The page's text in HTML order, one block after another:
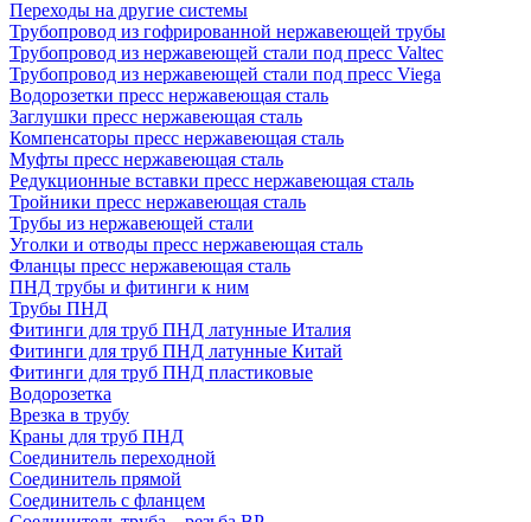
Переходы на другие системы
Трубопровод из гофрированной нержавеющей трубы
Трубопровод из нержавеющей стали под пресс Valtec
Трубопровод из нержавеющей стали под пресс Viega
Водорозетки пресс нержавеющая сталь
Заглушки пресс нержавеющая сталь
Компенсаторы пресс нержавеющая сталь
Муфты пресс нержавеющая сталь
Редукционные вставки пресс нержавеющая сталь
Тройники пресс нержавеющая сталь
Трубы из нержавеющей стали
Уголки и отводы пресс нержавеющая сталь
Фланцы пресс нержавеющая сталь
ПНД трубы и фитинги к ним
Трубы ПНД
Фитинги для труб ПНД латунные Италия
Фитинги для труб ПНД латунные Китай
Фитинги для труб ПНД пластиковые
Водорозетка
Врезка в трубу
Краны для труб ПНД
Соединитель переходной
Соединитель прямой
Соединитель с фланцем